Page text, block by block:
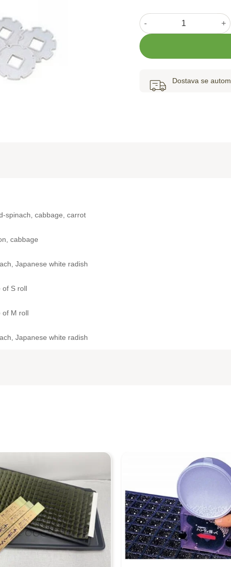
Praktična ručna sijačica
Dostava se
spinach, cabbage, carrot
cabbage
Japanese white radish
of S roll
of M roll
Japanese white radish